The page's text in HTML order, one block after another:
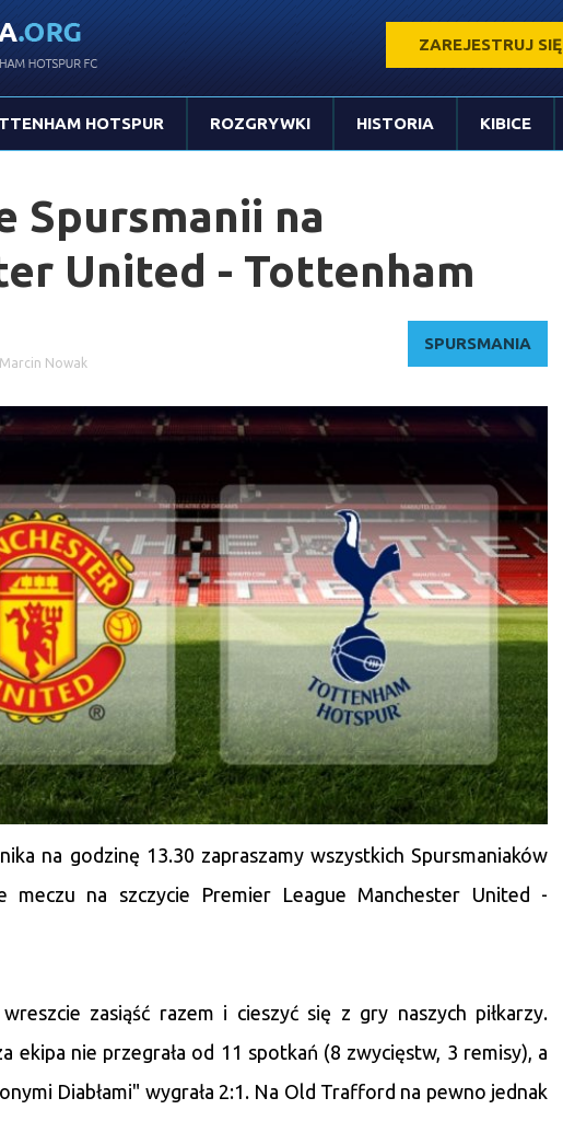
ZAREJESTRUJ SIĘ
HOTSPUR ROZGRYWKI HISTORIA KIBICE
Spursmanii na
United - Tottenham
Nowak
SPURSMANIA
na godzinę 13.30 zapraszamy wszystkich Spursmaniaków
meczu na szczycie Premier League Manchester United -
zasiąść razem i cieszyć się z gry naszych piłkarzy.
ekipa nie przegrała od 11 spotkań (8 zwycięstw, 3 remisy), a
Diabłami" wygrała 2:1. Na Old Trafford na pewno jednak